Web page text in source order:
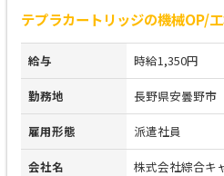
テプラカートリッジの機械OP/
給与 時給1,350円
勤務地 長野県安曇野市
雇用形態 派遣社員
会社名 株式会社綜合キ